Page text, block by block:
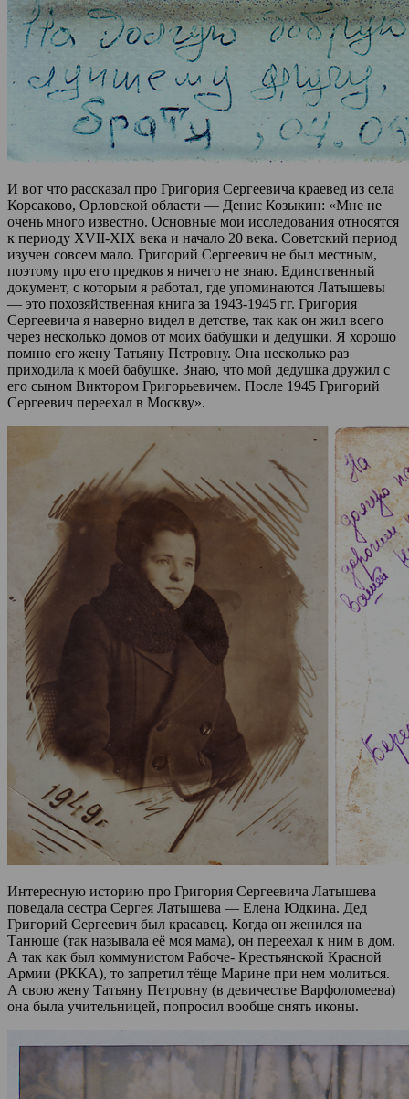
И вот что рассказал про Григория Сергеевича краевед из села
Корсаково, Орловской области — Денис Козыкин: «Мне не
очень много известно. Основные мои исследования относятся
к периоду XVII-XIX века и начало 20 века. Советский период
изучен совсем мало. Григорий Сергеевич не был местным,
поэтому про его предков я ничего не знаю. Единственный
документ, с которым я работал, где упоминаются Латышевы
— это похозяйственная книга за 1943-1945 гг. Григория
Сергеевича я наверно видел в детстве, так как он жил всего
через несколько домов от моих бабушки и дедушки. Я хорошо
помню его жену Татьяну Петровну. Она несколько раз
приходила к моей бабушке. Знаю, что мой дедушка дружил с
его сыном Виктором Григорьевичем. После 1945 Григорий
Сергеевич переехал в Москву».
Интересную историю про Григория Сергеевича Латышева
поведала сестра Сергея Латышева — Елена Юдкина. Дед
Григорий Сергеевич был красавец. Когда он женился на
Танюше (так называла её моя мама), он переехал к ним в дом.
А так как был коммунистом Рабоче- Крестьянской Красной
Армии (РККА), то запретил тёще Марине при нем молиться.
А свою жену Татьяну Петровну (в девичестве Варфоломеева)
она была учительницей, попросил вообще снять иконы.